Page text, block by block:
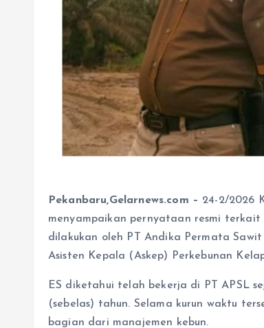
Pekanbaru,Gelarnews.com – 24-2/2026
menyampaikan pernyataan resmi
dilakukan oleh PT Andika Permata
Asisten Kepala (Askep) Perkebunan
ES diketahui telah bekerja di PT APSL
(sebelas) tahun. Selama kurun waktu
bagian dari manajemen kebun.